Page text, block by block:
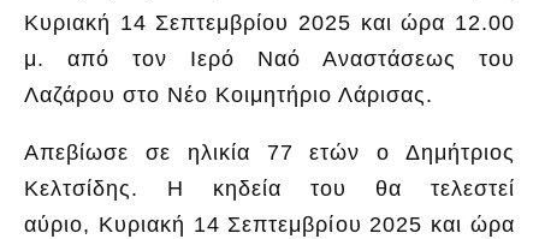
Κυριακή 14 Σεπτεμβρίου 2025 και ώρα 12.00
μ. από τον Ιερό Ναό Αναστάσεως του
Λαζάρου στο Νέο Κοιμητήριο Λάρισας.
Απεβίωσε σε ηλικία 77 ετών ο Δημήτριος
Κελτσίδης. Η κηδεία του θα τελεστεί
αύριο, Κυριακή 14 Σεπτεμβρίου 2025 και ώρα